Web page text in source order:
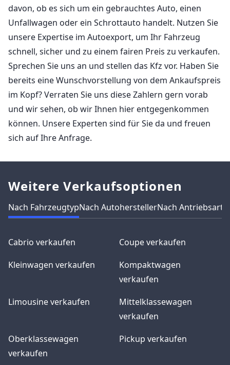
davon, ob es sich um ein gebrauchtes Auto, einen
Unfallwagen oder ein Schrottauto handelt. Nutzen Sie
unsere Expertise im Autoexport, um Ihr Fahrzeug
schnell, sicher und zu einem fairen Preis zu verkaufen.
Sprechen Sie uns an und stellen das Kfz vor. Haben Sie
bereits eine Wunschvorstellung von dem Ankaufspreis
im Kopf? Verraten Sie uns diese Zahlern gern vorab
und wir sehen, ob wir Ihnen hier entgegenkommen
können. Unsere Experten sind für Sie da und freuen
sich auf Ihre Anfrage.
Weitere Verkaufsoptionen
Nach FahrzeugtypNach AutoherstellerNach Antriebsart
Cabrio verkaufen
Coupe verkaufen
Kleinwagen verkaufen
Kompaktwagen
verkaufen
Limousine verkaufen
Mittelklassewagen
verkaufen
Oberklassewagen
verkaufen
Pickup verkaufen